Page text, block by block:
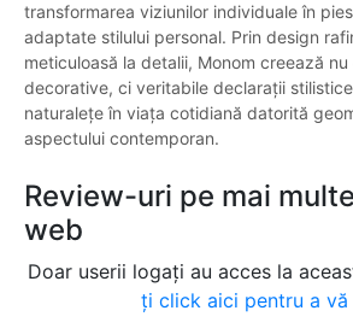
transformarea viziunilor individuale în
adaptate stilului personal. Prin design
meticuloasă la detalii, Monom creează
decorative, ci veritabile declarații
naturalețe în viața cotidiană datorită
aspectului contemporan.
Review-uri pe mai
web
Doar userii logați au acces la
ți click aici pentru a vă